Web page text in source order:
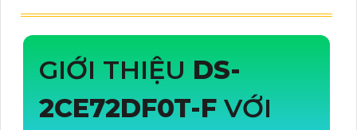
GIỚI THIỆU DS-
2CE72DF0T-F VỚI